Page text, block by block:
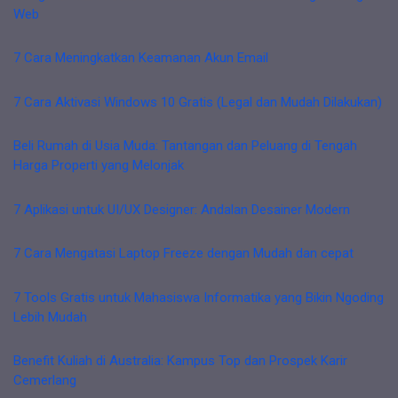
Web
7 Cara Meningkatkan Keamanan Akun Email
7 Cara Aktivasi Windows 10 Gratis (Legal dan Mudah Dilakukan)
Beli Rumah di Usia Muda: Tantangan dan Peluang di Tengah
Harga Properti yang Melonjak
7 Aplikasi untuk UI/UX Designer: Andalan Desainer Modern
7 Cara Mengatasi Laptop Freeze dengan Mudah dan cepat
7 Tools Gratis untuk Mahasiswa Informatika yang Bikin Ngoding
Lebih Mudah
Benefit Kuliah di Australia: Kampus Top dan Prospek Karir
Cemerlang